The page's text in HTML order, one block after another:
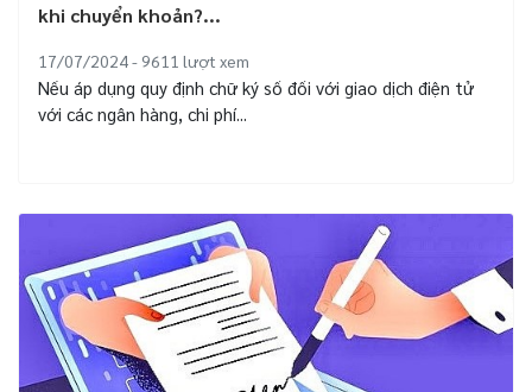
khi chuyển khoản?...
17/07/2024 - 9611 lượt xem
Nếu áp dụng quy định chữ ký số đối với giao dịch điện tử
với các ngân hàng, chi phí...